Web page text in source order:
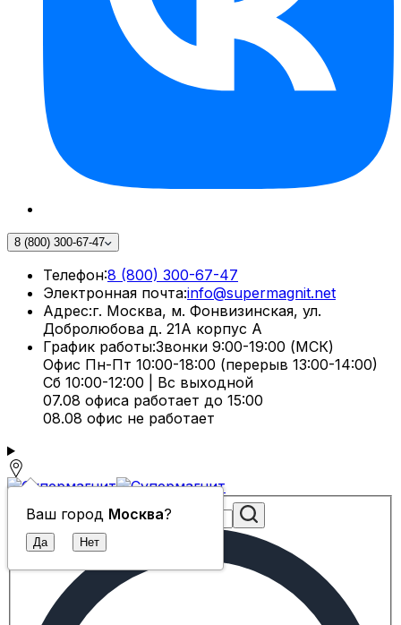
8 (800) 300-67-47
Телефон:8 (800) 300-67-47
Электронная почта:info@supermagnit.net
Адрес:г. Москва, м. Фонвизинская, ул.
Добролюбова д. 21А корпус А
График работы:Звонки 9:00-19:00 (МСК)
Офис Пн-Пт 10:00-18:00 (перерыв 13:00-14:00)
Сб 10:00-12:00 | Вс выходной
07.08 офиса работает до 15:00
08.08 офис не работает
Ваш город Москва?
Поиск